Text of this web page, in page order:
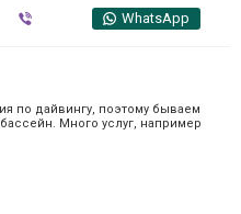
WhatsApp
по дайвингу, поэтому бываем
Много услуг, например